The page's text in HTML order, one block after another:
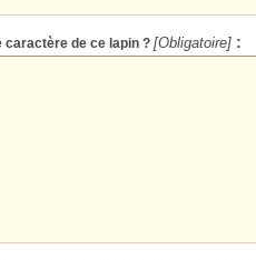
de ce lapin ? [Obligatoire] :